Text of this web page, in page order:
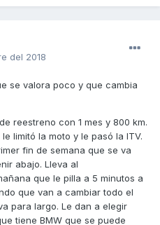
del 2018
se valora poco y que cambia
reestreno con 1 mes y 800 km.
limitó la moto y le pasó la ITV.
fin de semana que se va
abajo. Lleva al
que le pilla a 5 minutos a
que van a cambiar todo el
para largo. Le dan a elegir
tiene BMW que se puede